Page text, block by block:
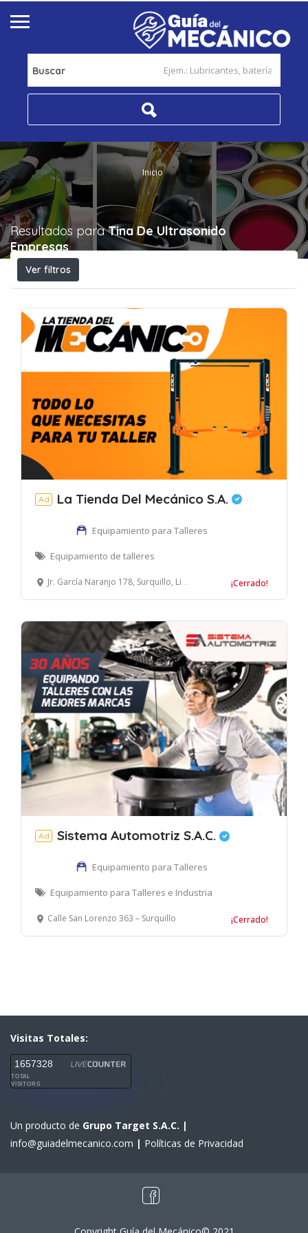
Buscar
Inicio
Resultados paraTina De Ultrasonido
Empresas
Ver filtros
Ad La Tienda Del Mecánico S.A.
Equipamiento para Talleres
Equipamiento de talleres
Jr. García Naranjo 178, Surquillo, Lima, Perú ¡Cerrado!
Ad Sistema Automotriz S.A.C.
Equipamiento para Talleres
Equipamiento para Talleres e Industria
Calle San Lorenzo 363 – Surquillo ¡Cerrado!
Visitas Totales:
1657328
TOTAL
VISITORS
Un producto de Grupo Target S.A.C. |
info@guiadelmecanico.com | Políticas de Privacidad